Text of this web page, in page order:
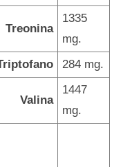
Treonina
1335
mg.
284 mg.
Valina
1447
mg.